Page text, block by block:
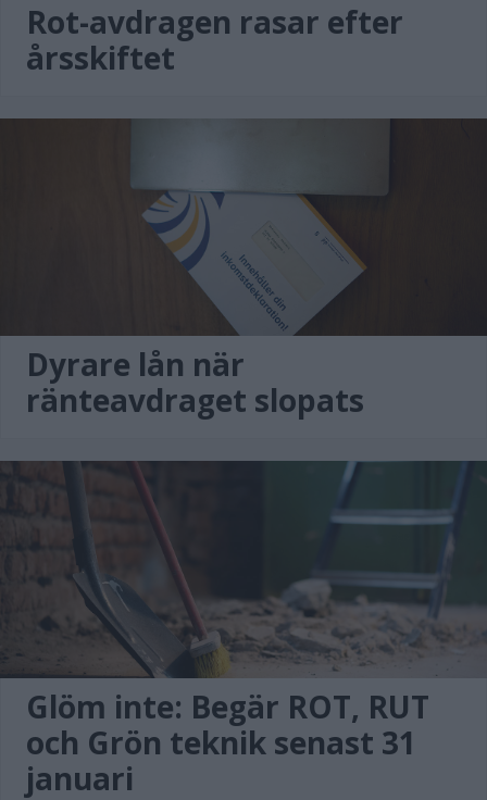
Rot-avdragen rasar efter
årsskiftet
Dyrare lån när
ränteavdraget slopats
Glöm inte: Begär ROT, RUT
och Grön teknik senast 31
januari